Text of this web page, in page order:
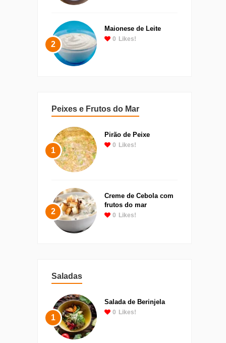
2
Maionese de Leite
0 Likes!
Peixes e Frutos do Mar
1
Pirão de Peixe
0 Likes!
2
Creme de Cebola com
frutos do mar
0 Likes!
Saladas
1
Salada de Berinjela
0 Likes!